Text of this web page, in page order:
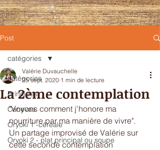
Post
catégories
Principes
Canevas
Oryoki 1 -céréale
Oryoki 2 - plat principal ou soupe
catégories
La 2ème contemplation
Valérie Duvauchelle
25 sept. 2020 1 min de lecture
"Voyons comment j'honore ma
nourriture par ma manière de vivre".
Un partage improvisé de Valérie sur
cette seconde contemplation